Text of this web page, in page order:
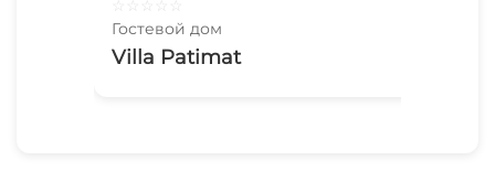
Гостевой дом
Villa Patimat